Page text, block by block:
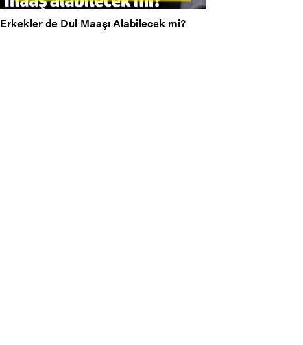
Erkekler de Dul Maaşı Alabilecek mi?